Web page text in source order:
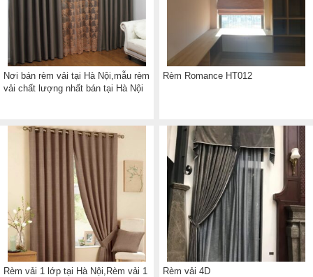
Nơi bán rèm vải tại Hà Nội,mẫu rèm
vải chất lượng nhất bán tại Hà Nội
Rèm Romance HT012
Rèm vải 1 lớp tại Hà Nội,Rèm vải 1
Rèm vải 4D